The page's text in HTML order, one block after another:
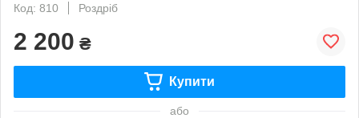
Код: 810
Роздріб
2 200 ₴
Купити
або